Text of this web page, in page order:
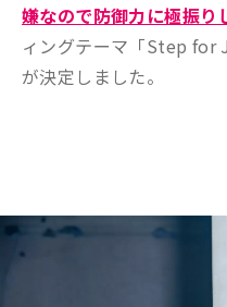
嫌なので防御力に極振り
ィングテーマ「Step for
が決定しました。